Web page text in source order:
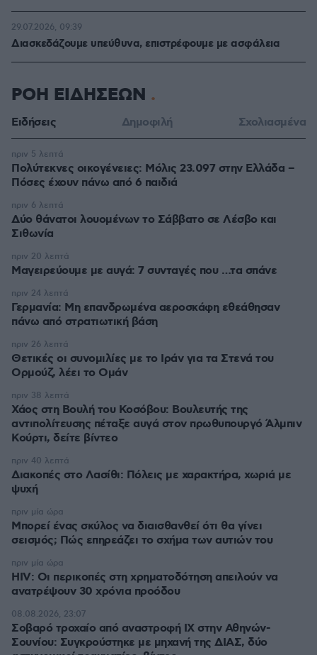
Διασκεδάζουμε υπεύθυνα, επιστρέφουμε με ασφάλεια
29.07.2026, 09:39
ΡΟΗ ΕΙΔΗΣΕΩΝ
Ειδήσεις Δημοφιλή Σχολιασμένα
Πολύτεκνες οικογένειες: Μόλις 23.097 στην Ελλάδα –
Πόσες έχουν πάνω από 6 παιδιά
πριν 5 λεπτά
Δύο θάνατοι λουομένων το Σάββατο σε Λέσβο και
Σιθωνία
πριν 6 λεπτά
Μαγειρεύουμε με αυγά: 7 συνταγές που …τα σπάνε
πριν 20 λεπτά
Γερμανία: Μη επανδρωμένα αεροσκάφη εθεάθησαν
πάνω από στρατιωτική βάση
πριν 24 λεπτά
Θετικές οι συνομιλίες με το Ιράν για τα Στενά του
Ορμούζ, λέει το Ομάν
πριν 26 λεπτά
Χάος στη Βουλή του Κοσόβου: Βουλευτής της
αντιπολίτευσης πέταξε αυγά στον πρωθυπουργό Άλμπιν
Κούρτι, δείτε βίντεο
πριν 38 λεπτά
Διακοπές στο Λασίθι: Πόλεις με χαρακτήρα, χωριά με
ψυχή
πριν 40 λεπτά
Μπορεί ένας σκύλος να διαισθανθεί ότι θα γίνει
σεισμός; Πώς επηρεάζει το σχήμα των αυτιών του
πριν μία ώρα
HIV: Οι περικοπές στη χρηματοδότηση απειλούν να
ανατρέψουν 30 χρόνια προόδου
πριν μία ώρα
Σοβαρό τροχαίο από αναστροφή ΙΧ στην Αθηνών-
Σουνίου: Συγκρούστηκε με μηχανή της ΔΙΑΣ, δύο
08.08.2026, 23:07